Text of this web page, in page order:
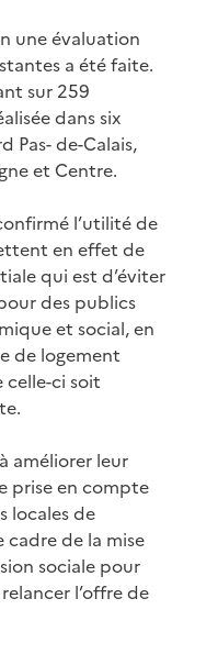
une évaluation
a été faite.
sur 259
dans six
Pas- de-Calais,
et Centre.
l’utilité de
en effet de
qui est d’éviter
des publics
et social, en
de logement
celle-ci soit
améliorer leur
prise en compte
locales de
cadre de la mise
sociale pour
l’offre de